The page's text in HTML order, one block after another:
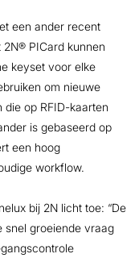
een ander recent
PICard kunnen
keyset voor elke
om nieuwe
op RFID-kaarten
is gebaseerd op
een hoog
workflow.
bij 2N licht toe: “De
snel groeiende vraag